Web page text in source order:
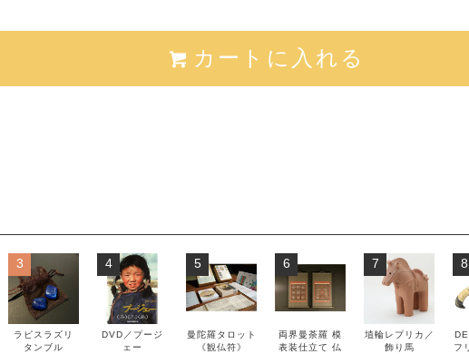
カートに入れる
3
ラピスラズリ
タンブル
4
DVD／プージ
ェー
5
曼陀羅タロット
《観仏符》
6
両界曼荼羅 模
表装仕立て 仏
7
埴輪レプリカ／
飾り馬
8
フ